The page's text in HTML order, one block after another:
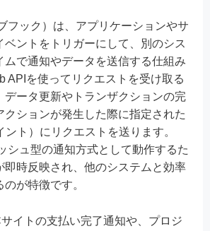
フック）は、アプリケーションやサ
ベントをトリガーにして、別のシス
ムで通知やデータを送信する仕組み
APIを使ってリクエストを受け取る
データ更新やトランザクションの完
クションが発生した際に指定された
ト）にリクエストを送ります。
シュ型の通知方式として動作するた
即時反映され、他のシステムと効率
が特徴です。
イトの支払い完了通知や、プロジ